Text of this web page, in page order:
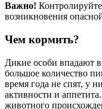
Важно!
возникновения
Чем кормить?
Дикие особи впадают
большое количество
время года не спят, у
активности и
животного